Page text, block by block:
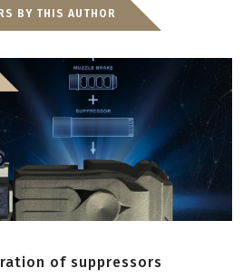
BY THIS AUTHOR
of suppressors